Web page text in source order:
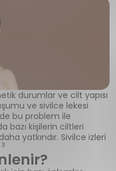
durumlar ve cilt yapısı
ve sivilce lekesi
bu problem ile
bazı kişilerin ciltleri
yatkındır. Sivilce izleri